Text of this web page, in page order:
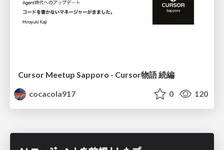
Cursor Meetup Sapporo - Cursor物語 続編
cocacola917
0 120